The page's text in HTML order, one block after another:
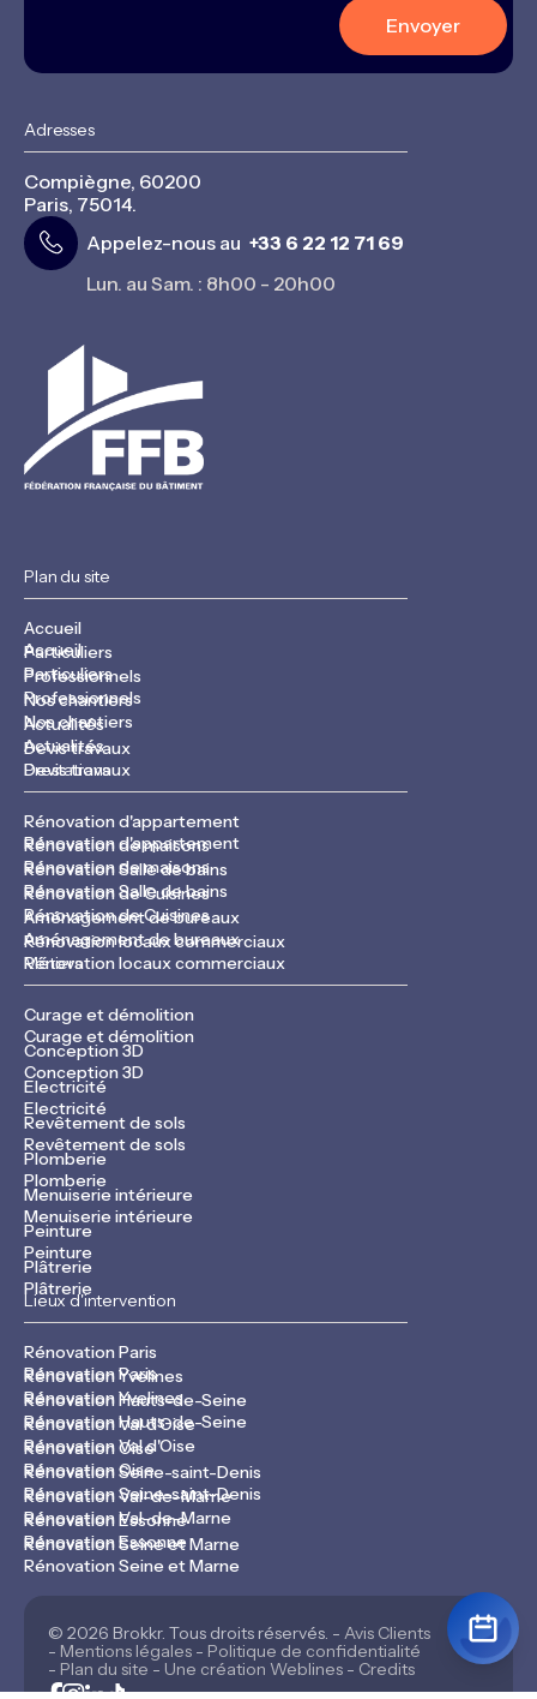
Plan du site
Accueil
Accueil
Particuliers
Particuliers
Professionnels
Professionnels
Nos chantiers
Nos chantiers
Actualités
Actualités
Devis travaux
Devis travaux
Prestations
Rénovation d'appartement
Rénovation d'appartement
Rénovation de maisons
Rénovation de maisons
Rénovation Salle de bains
Rénovation Salle de bains
Rénovation de Cuisines
Rénovation de Cuisines
Aménagement de bureaux
Aménagement de bureaux
Rénovation locaux commerciaux
Rénovation locaux commerciaux
Métiers
Curage et démolition
Curage et démolition
Conception 3D
Conception 3D
Electricité
Electricité
Revêtement de sols
Revêtement de sols
Plomberie
Plomberie
Menuiserie intérieure
Menuiserie intérieure
Peinture
Peinture
Plâtrerie
Plâtrerie
Lieux d'intervention
Rénovation Paris
Rénovation Paris
Rénovation Yvelines
Rénovation Yvelines
Rénovation Hauts-de-Seine
Rénovation Hauts-de-Seine
Rénovation Val d'Oise
Rénovation Val d'Oise
Rénovation Oise
Rénovation Oise
Rénovation Seine-saint-Denis
Rénovation Seine-saint-Denis
Rénovation Val-de-Marne
Rénovation Val-de-Marne
Rénovation Essonne
Rénovation Essonne
Rénovation Seine et Marne
Rénovation Seine et Marne
Adresses
Compiègne, 60200
Paris, 75014.
Appelez-nous au +33 6 22 12 71 69
Lun. au Sam. : 8h00 - 20h00
© 2026 Brokkr. Tous droits réservés. - Avis Clients
- Mentions légales - Politique de confidentialité
- Plan du site - Une création Weblines - Credits